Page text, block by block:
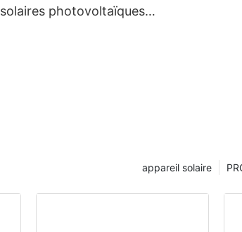
solaires photovoltaïques
appareil solaire